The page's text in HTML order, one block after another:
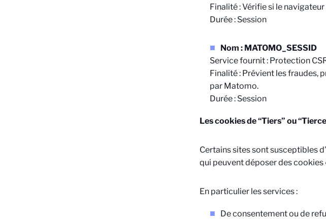
Finalité : Vérifie si le
Durée : Session
Nom : MATOMO_SESSID
Service fournit : Protection
Finalité : Prévient les fraudes,
par Matomo.
Durée : Session
Les cookies de “Tiers” ou
Certains sites sont susceptibles
qui peuvent déposer des
En particulier les services :
De consentement ou de